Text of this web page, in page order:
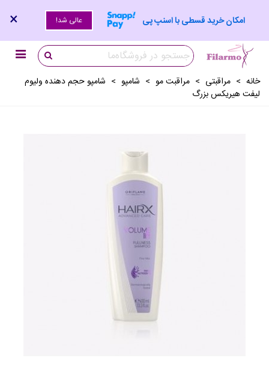
امکان خرید قسطی با اسنپ پی عالی شد! ×
خانه > مراقبتی > مراقبت مو > شامپو > شامپو حجم دهنده ولیوم
لیفت هیریکس بزرگ